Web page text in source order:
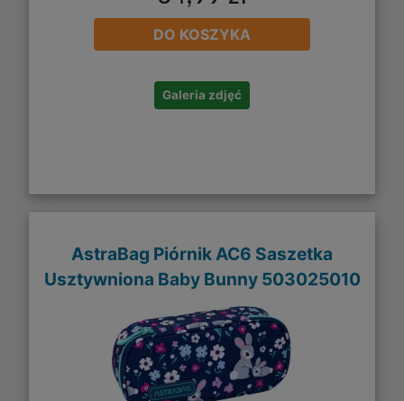
DO KOSZYKA
Galeria zdjęć
AstraBag Piórnik AC6 Saszetka
Usztywniona Baby Bunny 503025010